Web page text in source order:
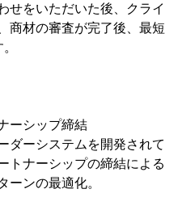
せをいただいた後、クライ
商材の審査が完了後、最短
ーシップ締結
ダーシステムを開発されて
トナーシップの締結による
ーンの最適化。